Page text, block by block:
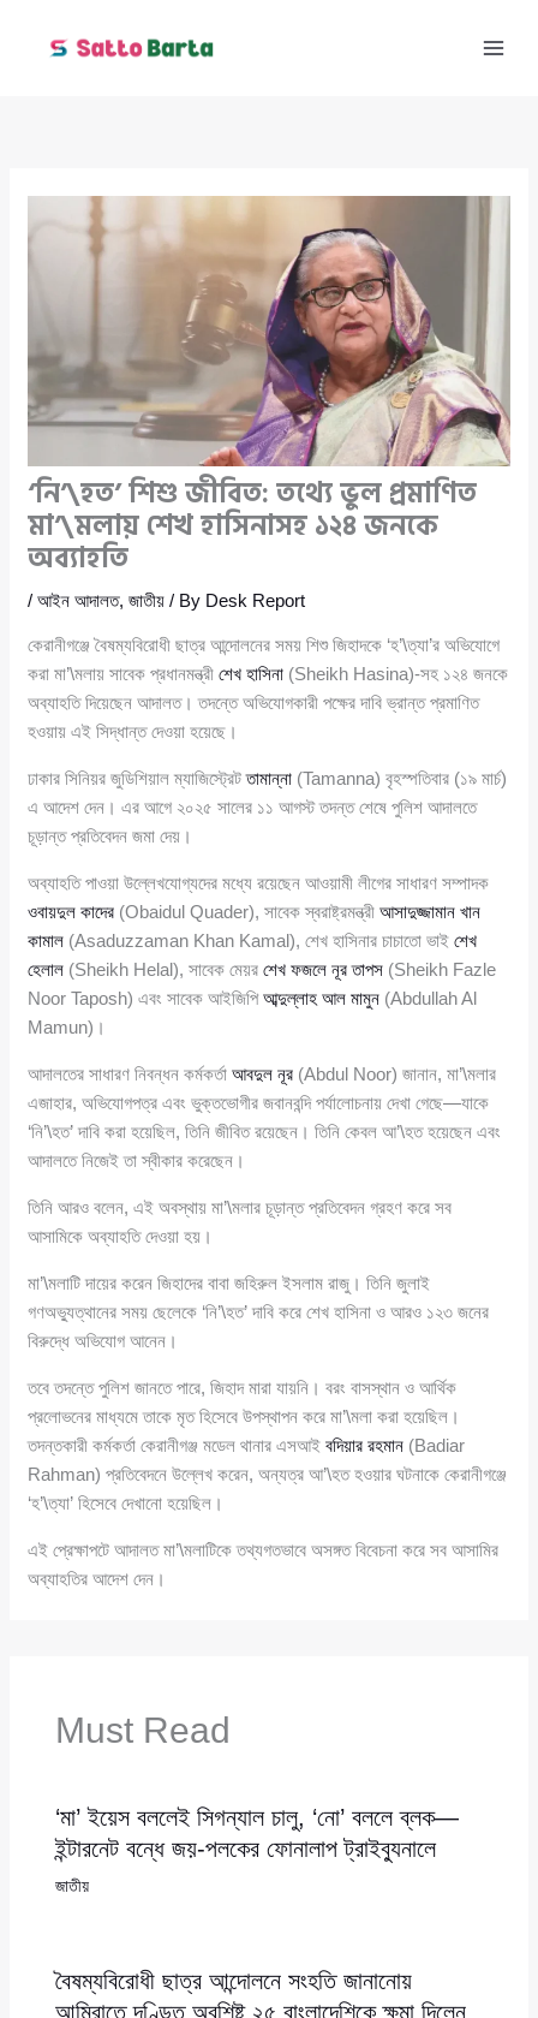
‘নি’\হত’ শিশু জীবিত: তথ্যে ভুল প্রমাণিত
মা’\মলায় শেখ হাসিনাসহ ১২৪ জনকে
অব্যাহতি
/আইন আদালত,জাতীয় / By Desk Report
কেরানীগঞ্জে বৈষম্যবিরোধী ছাত্র আন্দোলনের সময় শিশু জিহাদকে ‘হ’\ত্যা’র অভিযোগে
করা মা’\মলায় সাবেক প্রধানমন্ত্রীশেখ হাসিনা (Sheikh Hasina)-সহ ১২৪ জনকে
অব্যাহতি দিয়েছেন আদালত। তদন্তে অভিযোগকারী পক্ষের দাবি ভ্রান্ত প্রমাণিত
হওয়ায় এই সিদ্ধান্ত দেওয়া হয়েছে।
ঢাকার সিনিয়র জুডিশিয়াল ম্যাজিস্ট্রেটতামান্না (Tamanna) বৃহস্পতিবার (১৯ মার্চ)
এ আদেশ দেন। এর আগে ২০২৫ সালের ১১ আগস্ট তদন্ত শেষে পুলিশ আদালতে
চূড়ান্ত প্রতিবেদন জমা দেয়।
অব্যাহতি পাওয়া উল্লেখযোগ্যদের মধ্যে রয়েছেন আওয়ামী লীগের সাধারণ সম্পাদক
ওবায়দুল কাদের (Obaidul Quader), সাবেক স্বরাষ্ট্রমন্ত্রীআসাদুজ্জামান খান
কামাল (Asaduzzaman Khan Kamal), শেখ হাসিনার চাচাতো ভাইশেখ
হেলাল (Sheikh Helal), সাবেক মেয়রশেখ ফজলে নূর তাপস (Sheikh Fazle
Noor Taposh) এবং সাবেক আইজিপিআব্দুল্লাহ আল মামুন (Abdullah Al
Mamun)।
আদালতের সাধারণ নিবন্ধন কর্মকর্তাআবদুল নূর (Abdul Noor) জানান, মা’\মলার
এজাহার, অভিযোগপত্র এবং ভুক্তভোগীর জবানবন্দি পর্যালোচনায় দেখা গেছে—যাকে
‘নি’\হত’ দাবি করা হয়েছিল, তিনি জীবিত রয়েছেন। তিনি কেবল আ’\হত হয়েছেন এবং
আদালতে নিজেই তা স্বীকার করেছেন।
তিনি আরও বলেন, এই অবস্থায় মা’\মলার চূড়ান্ত প্রতিবেদন গ্রহণ করে সব
আসামিকে অব্যাহতি দেওয়া হয়।
মা’\মলাটি দায়ের করেন জিহাদের বাবা জহিরুল ইসলাম রাজু। তিনি জুলাই
গণঅভ্যুত্থানের সময় ছেলেকে ‘নি’\হত’ দাবি করে শেখ হাসিনা ও আরও ১২৩ জনের
বিরুদ্ধে অভিযোগ আনেন।
তবে তদন্তে পুলিশ জানতে পারে, জিহাদ মারা যায়নি। বরং বাসস্থান ও আর্থিক
প্রলোভনের মাধ্যমে তাকে মৃত হিসেবে উপস্থাপন করে মা’\মলা করা হয়েছিল।
তদন্তকারী কর্মকর্তা কেরানীগঞ্জ মডেল থানার এসআইবদিয়ার রহমান (Badiar
Rahman) প্রতিবেদনে উল্লেখ করেন, অন্যত্র আ’\হত হওয়ার ঘটনাকে কেরানীগঞ্জে
‘হ’\ত্যা’ হিসেবে দেখানো হয়েছিল।
এই প্রেক্ষাপটে আদালত মা’\মলাটিকে তথ্যগতভাবে অসঙ্গত বিবেচনা করে সব আসামির
অব্যাহতির আদেশ দেন।
Must Read
‘মা’ ইয়েস বললেই সিগন্যাল চালু, ‘নো’ বললে ব্লক—
ইন্টারনেট বন্ধে জয়-পলকের ফোনালাপ ট্রাইব্যুনালে
জাতীয়
বৈষম্যবিরোধী ছাত্র আন্দোলনে সংহতি জানানোয়
আমিরাতে দণ্ডিত অবশিষ্ট ২৫ বাংলাদেশিকে ক্ষমা দিলেন